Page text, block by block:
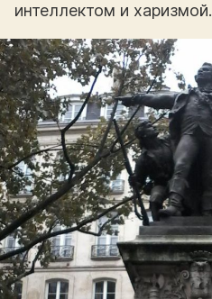
интеллектом и харизмой.